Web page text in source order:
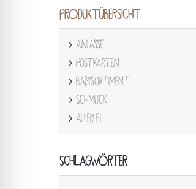
PRODUKTÜBERSICHT
Anlässe
Postkarten
Babysortiment
Schmuck
Allerlei
SCHLAGWÖRTER